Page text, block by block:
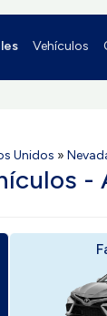
Vehículos
Unidos »